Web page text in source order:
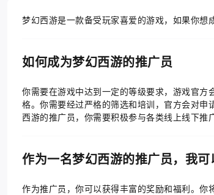
梦幻西游是一款备受玩家喜爱的游戏，如果你想
如何成为梦幻西游的推广员
你需要在游戏中达到一定的等级要求，游戏官
格。你需要经过严格的筛选和培训，官方会对
西游的推广员，你需要积极参与各类线上线下推
作为一名梦幻西游的推广员，我可
作为推广员，你可以获得丰富的奖励和福利。